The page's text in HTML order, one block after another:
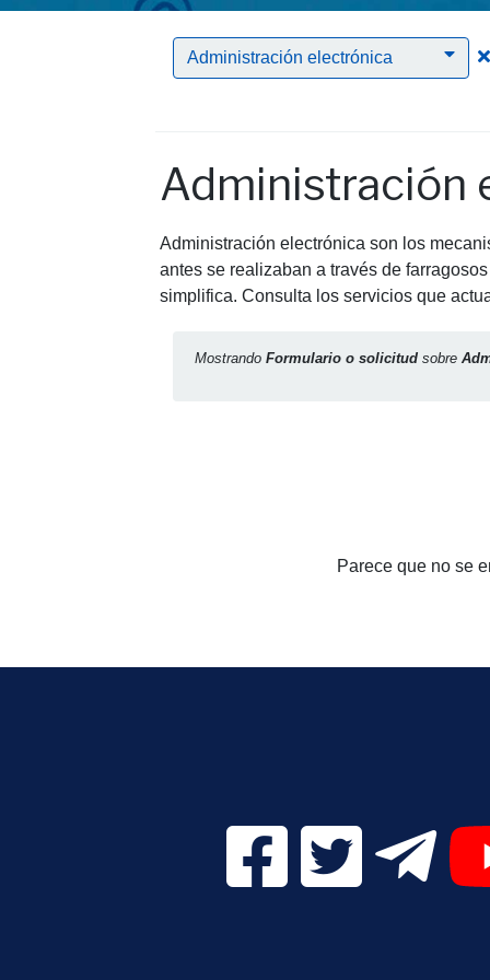
Administración electrónica
Administración
Administración electrónica son los
antes se realizaban a través de
simplifica. Consulta los servicios que
Mostrando Formulario o solicitud sobre
Parece que no se
Facebook Digital UVa (se
Twitter Digital